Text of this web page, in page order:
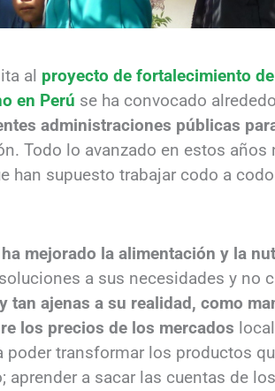
al proyecto de fortalecimiento
en Perú se ha convocado
administraciones públicas
Todo lo avanzado en estos
han supuesto trabajar codo a
mejorado la alimentación y la
a sus necesidades y no
tan ajenas a su realidad, como
los precios de los mercados
poder transformar los productos
aprender a sacar las cuentas de